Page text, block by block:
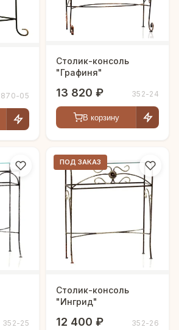
870-05
Столик-консоль
"Графиня"
13 820 ₽ 352-24
В корзину
352-25
ПОД ЗАКАЗ
Столик-консоль
"Ингрид"
12 400 ₽ 352-26